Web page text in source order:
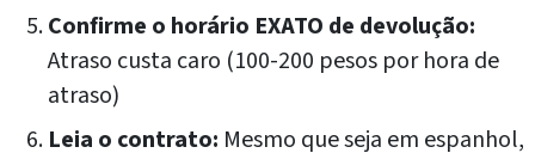
Confirme o horário EXATO de devolução:
Atraso custa caro (100-200 pesos por hora de
atraso)
Leia o contrato: Mesmo que seja em espanhol,